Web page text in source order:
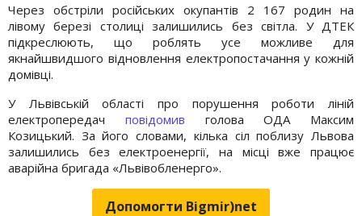
Через обстріли російських окупантів 2 167 родин на
лівому березі столиці залишились без світла. У ДТЕК
підкреслюють, що роблять усе можливе для
якнайшвидшого відновлення електропостачання у кожній
домівці.
У Львівській області про порушення роботи ліній
електропередач повідомив голова ОДА Максим
Козицький. За його словами, кілька сіл поблизу Львова
залишились без електроенергії, на місці вже працює
аварійна бригада «Львівобленерго».
Допомогти Bigmir)net